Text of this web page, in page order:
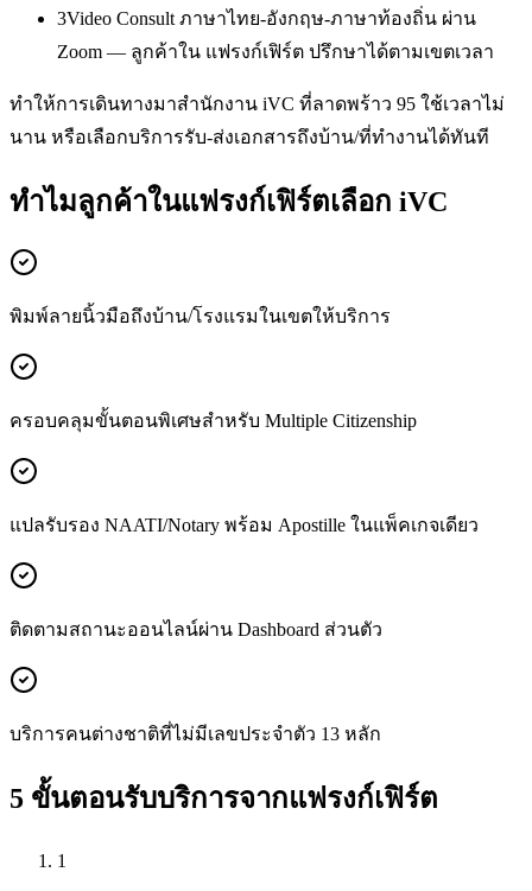
3Video Consult ภาษาไทย-อังกฤษ-ภาษาท้องถิ่น ผ่าน
Zoom — ลูกค้าใน แฟรงก์เฟิร์ต ปรึกษาได้ตามเขตเวลา
ทำให้การเดินทางมาสำนักงาน iVC ที่ลาดพร้าว 95 ใช้เวลาไม่
นาน หรือเลือกบริการรับ-ส่งเอกสารถึงบ้าน/ที่ทำงานได้ทันที
ทำไมลูกค้าในแฟรงก์เฟิร์ตเลือก iVC
พิมพ์ลายนิ้วมือถึงบ้าน/โรงแรมในเขตให้บริการ
ครอบคลุมขั้นตอนพิเศษสำหรับ Multiple Citizenship
แปลรับรอง NAATI/Notary พร้อม Apostille ในแพ็คเกจเดียว
ติดตามสถานะออนไลน์ผ่าน Dashboard ส่วนตัว
บริการคนต่างชาติที่ไม่มีเลขประจำตัว 13 หลัก
5 ขั้นตอนรับบริการจากแฟรงก์เฟิร์ต
1